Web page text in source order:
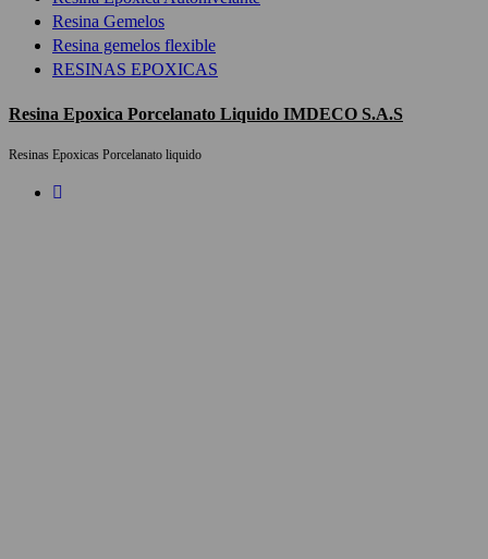
Resina Gemelos
Resina gemelos flexible
RESINAS EPOXICAS
Resina Epoxica Porcelanato Liquido IMDECO S.A.S
Resinas Epoxicas Porcelanato liquido